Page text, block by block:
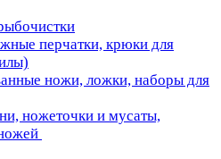
перчатки, крюки для
ножи, ложки, наборы для
ножеточки и мусаты,